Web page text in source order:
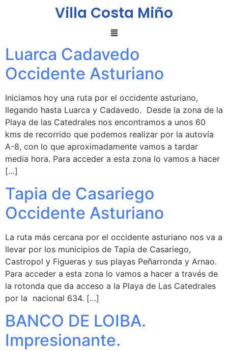
Villa Costa Miño
Luarca Cadavedo
Occidente Asturiano
Iniciamos hoy una ruta por el occidente asturiano,
llegando hasta Luarca y Cadavedo. Desde la zona de la
Playa de las Catedrales nos encontramos a unos 60
kms de recorrido que podemos realizar por la autovía
A-8, con lo que aproximadamente vamos a tardar
media hora. Para acceder a esta zona lo vamos a hacer
[…]
Tapia de Casariego
Occidente Asturiano
La ruta más cercana por el occidente asturiano nos va a
llevar por los municipios de Tapia de Casariego,
Castropol y Figueras y sus playas Peñarronda y Arnao.
Para acceder a esta zona lo vamos a hacer a través de
la rotonda que da acceso a la Playa de Las Catedrales
por la nacional 634. […]
BANCO DE LOIBA.
Impresionante.